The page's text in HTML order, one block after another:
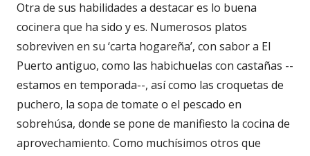
Otra de sus habilidades a destacar es lo buena
cocinera que ha sido y es. Numerosos platos
sobreviven en su ‘carta hogareña’, con sabor a El
Puerto antiguo, como las habichuelas con castañas --
estamos en temporada--, así como las croquetas de
puchero, la sopa de tomate o el pescado en
sobrehúsa, donde se pone de manifiesto la cocina de
aprovechamiento. Como muchísimos otros que